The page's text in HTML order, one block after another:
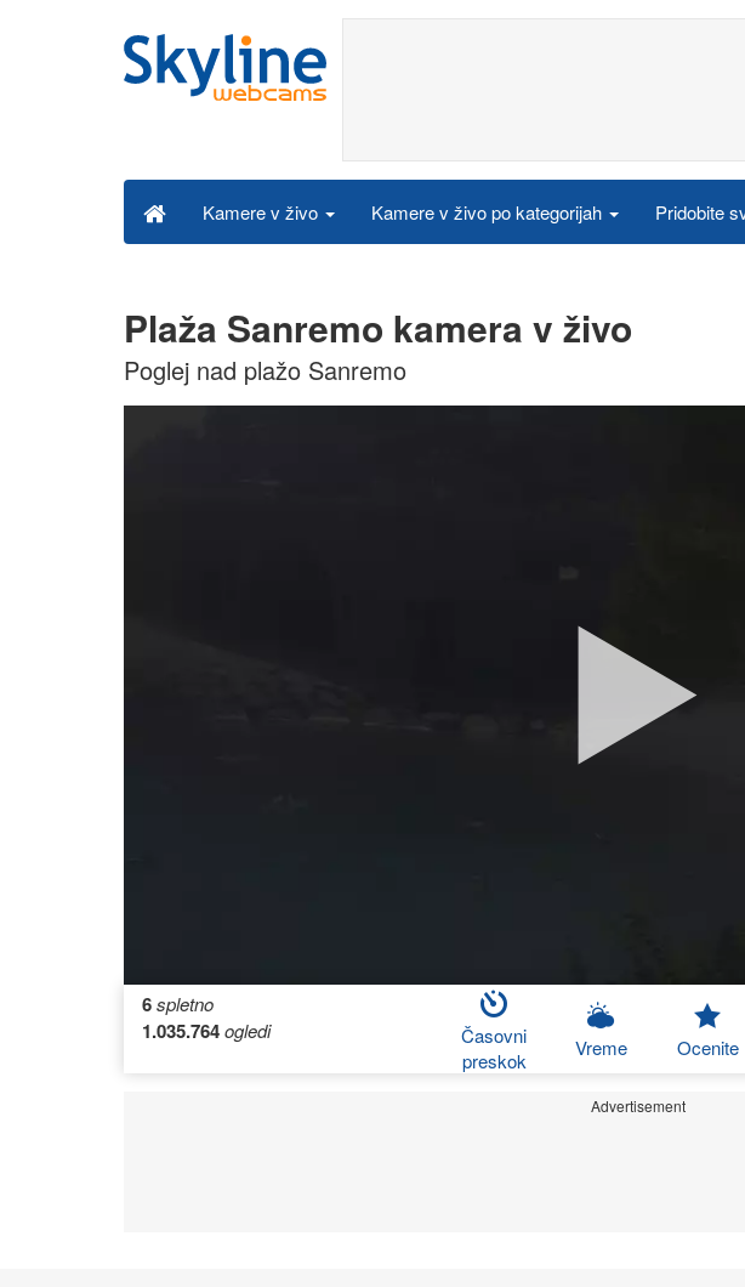
Kamere v živo Kamere v živo po kategorijah Pridobite
Plaža Sanremo kamera v živo
Poglej nad plažo Sanremo
6spletno
1.035.764ogledi
Časovni
preskok
Vreme Ocenite
Advertisement